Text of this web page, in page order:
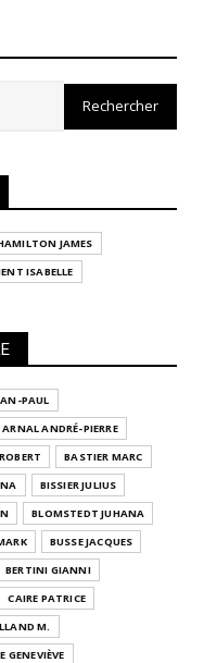
JAMES
ISABELLE
PAUL
ARNAL ANDRÉ-PIERRE
BASTIER MARC
BISSIER JULIUS
BLOMSTEDT JUHANA
BUSSE JACQUES
BERTINI GIANNI
CAIRE PATRICE
M.
GENEVIÈVE